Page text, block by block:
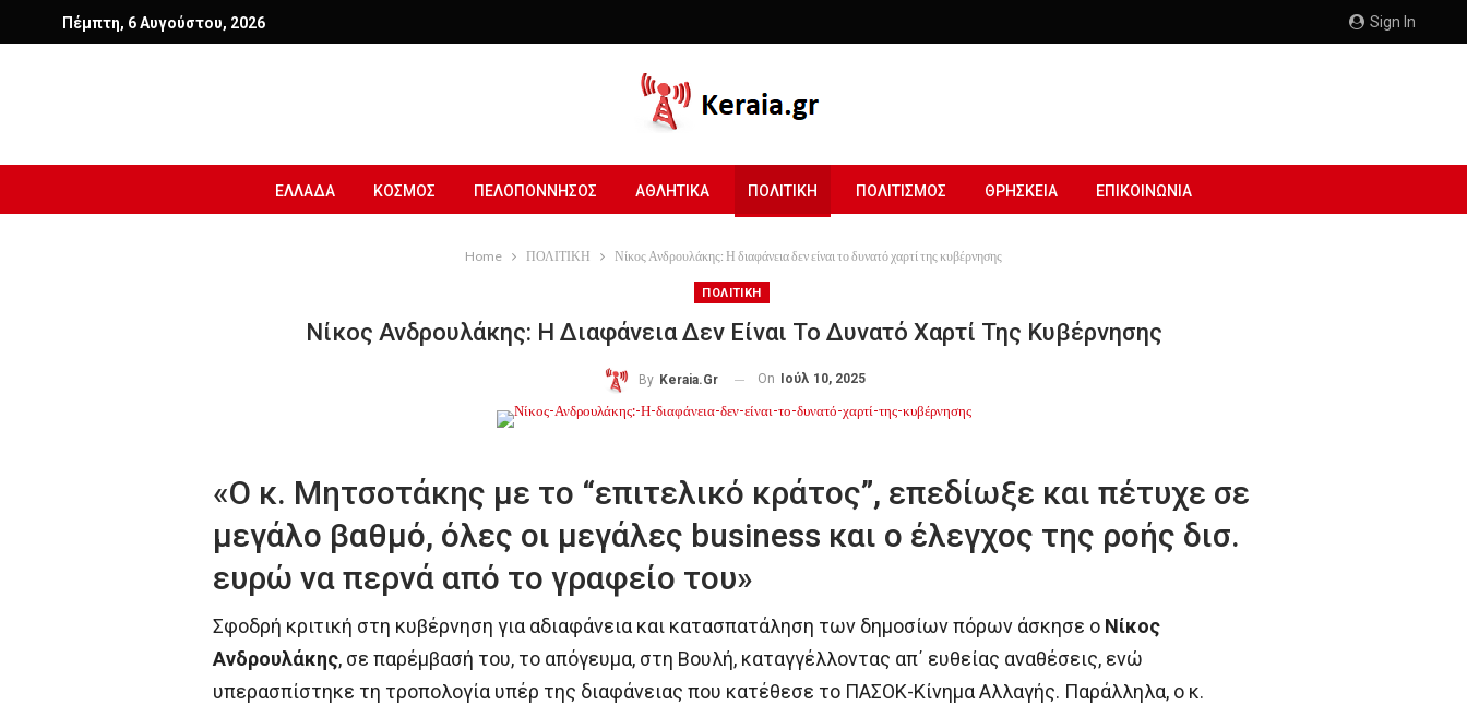
Sign In
Πέμπτη, 6 Αυγούστου, 2026
ΕΛΛΑΔΑ ΚΟΣΜΟΣ ΠΕΛΟΠΟΝΝΗΣΟΣ ΑΘΛΗΤΙΚΑ ΠΟΛΙΤΙΚΗ ΠΟΛΙΤΙΣΜΟΣ ΘΡΗΣΚΕΙΑ ΕΠΙΚΟΙΝΩΝΙΑ
Home ΠΟΛΙΤΙΚΗ Νίκος Ανδρουλάκης: Η διαφάνεια δεν είναι το δυνατό χαρτί της κυβέρνησης
ΠΟΛΙΤΙΚΗ
Νίκος Ανδρουλάκης: Η Διαφάνεια Δεν Είναι Το Δυνατό Χαρτί Της Κυβέρνησης
By Keraia.gr On Ιούλ 10, 2025
«Ο κ. Μητσοτάκης με το “επιτελικό κράτος”, επεδίωξε και πέτυχε σε
μεγάλο βαθμό, όλες οι μεγάλες business και ο έλεγχος της ροής δισ.
ευρώ να περνά από το γραφείο του»
Σφοδρή κριτική στη κυβέρνηση για αδιαφάνεια και κατασπατάληση των δημοσίων πόρων άσκησε ο Νίκος
Ανδρουλάκης, σε παρέμβασή του, το απόγευμα, στη Βουλή, καταγγέλλοντας απ΄ ευθείας αναθέσεις, ενώ
υπερασπίστηκε τη τροπολογία υπέρ της διαφάνειας που κατέθεσε το ΠΑΣΟΚ-Κίνημα Αλλαγής. Παράλληλα, ο κ.